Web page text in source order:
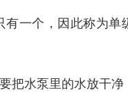
一个，因此称为
水泵里的水放干净